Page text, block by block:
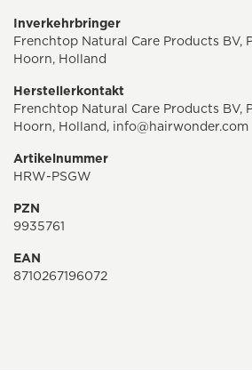
Inverkehrbringer
Frenchtop Natural Care Products BV,
Hoorn, Holland
Herstellerkontakt
Frenchtop Natural Care Products BV,
Hoorn, Holland, info@hairwonder.com
Artikelnummer
HRW-PSGW
PZN
9935761
EAN
8710267196072